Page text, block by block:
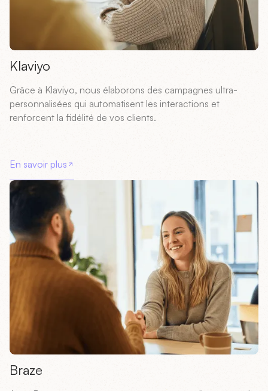
Klaviyo
Grâce à Klaviyo, nous élaborons des campagnes ultra-
personnalisées qui automatisent les interactions et
renforcent la fidélité de vos clients.
En savoir plus
Braze